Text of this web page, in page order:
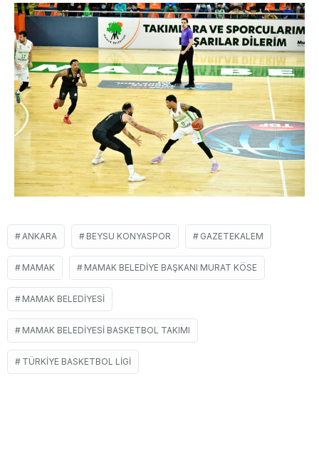
ANKARA BEYSU KONYASPOR GAZETEKALEM
MAMAK MAMAK BELEDIYE BAŞKANI MURAT KÖSE
MAMAK BELEDIYESI
MAMAK BELEDIYESI BASKETBOL TAKIMI
TÜRKIYE BASKETBOL LIGI